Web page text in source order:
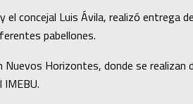
el concejal Luis Ávila, realizó
pabellones.
Horizontes, donde se